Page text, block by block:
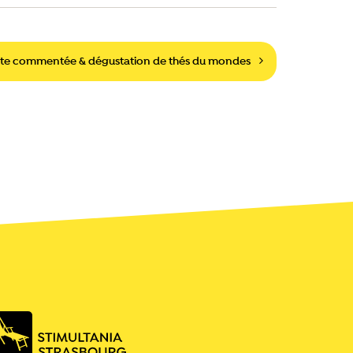
commentée & dégustation de thés du mondes